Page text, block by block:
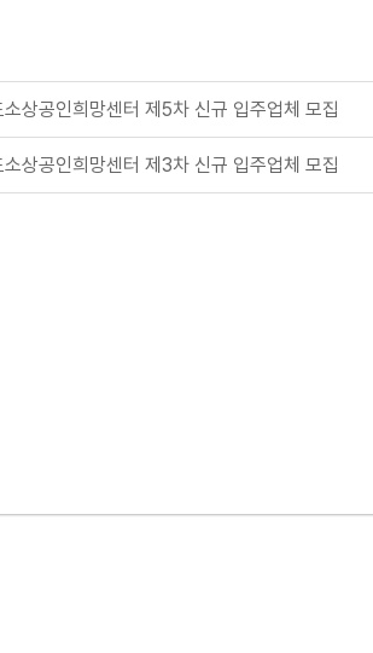
상공인희망센터 제5차 신규 입주업체 모집
상공인희망센터 제3차 신규 입주업체 모집